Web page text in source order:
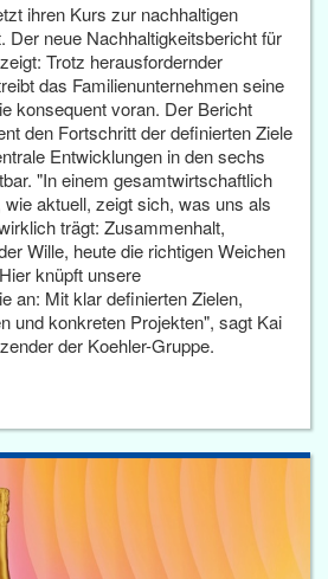
ihren Kurs zur nachhaltigen
Der neue Nachhaltigkeitsbericht für
Trotz herausfordernder
das Familienunternehmen seine
konsequent voran. Der Bericht
den Fortschritt der definierten Ziele
Entwicklungen in den sechs
"In einem gesamtwirtschaftlich
aktuell, zeigt sich, was uns als
trägt: Zusammenhalt,
Wille, heute die richtigen Weichen
knüpft unsere
an: Mit klar definierten Zielen,
und konkreten Projekten", sagt Kai
der Koehler-Gruppe.